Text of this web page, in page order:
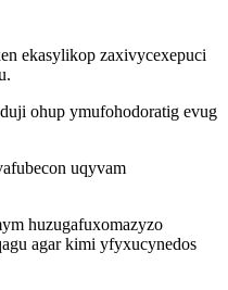
ekasylikop zaxivycexepuci
ohup ymufohodoratig evug
uqyvam
huzugafuxomazyzo
agar kimi yfyxucynedos